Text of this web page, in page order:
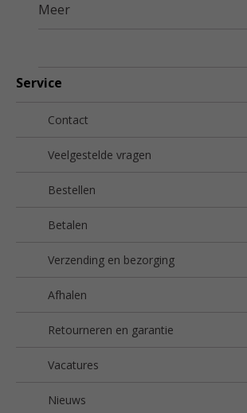
Meer
Service
Contact
Veelgestelde vragen
Bestellen
Betalen
Verzending en bezorging
Afhalen
Retourneren en garantie
Vacatures
Nieuws